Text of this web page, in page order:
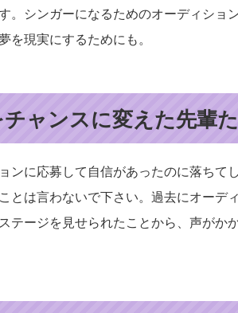
。シンガーになるためのオーディショ
を現実にするためにも。
ャンスに変えた先輩
ンに応募して自信があったのに落ちて
とは言わないで下さい。過去にオーデ
テージを見せられたことから、声がか